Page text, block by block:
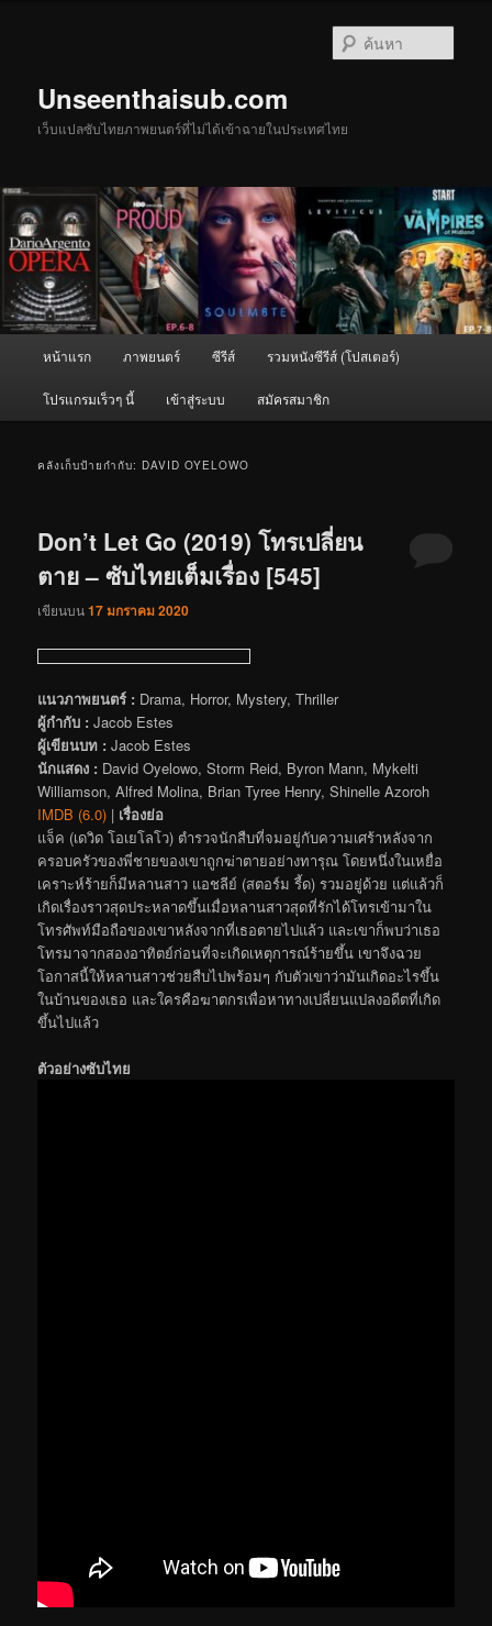
Unseenthaisub.com
เว็บแปลซับไทยภาพยนตร์ที่ไม่ได้เข้าฉายในประเทศไทย
หน้าแรก ภาพยนตร์ ซีรีส์ รวมหนังซีรีส์ (โปสเตอร์)
โปรแกรมเร็วๆ นี้ เข้าสู่ระบบ สมัครสมาชิก
คลังเก็บป้ายกำกับ: DAVID OYELOWO
Don’t Let Go (2019) โทรเปลี่ยน
ตาย – ซับไทยเต็มเรื่อง [545]
เขียนบน17 มกราคม 2020
แนวภาพยนตร์ : Drama, Horror, Mystery, Thriller
ผู้กำกับ : Jacob Estes
ผู้เขียนบท : Jacob Estes
นักแสดง : David Oyelowo, Storm Reid, Byron Mann, Mykelti
Williamson, Alfred Molina, Brian Tyree Henry, Shinelle Azoroh
IMDB (6.0) | เรื่องย่อ
แจ็ค (เดวิด โอเยโลโว) ตำรวจนักสืบที่จมอยู่กับความเศร้าหลังจาก
ครอบครัวของพี่ชายของเขาถูกฆ่าตายอย่างทารุณ โดยหนึ่งในเหยื่อ
เคราะห์ร้ายก็มีหลานสาว แอชลีย์ (สตอร์ม รี้ด) รวมอยู่ด้วย แต่แล้วก็
เกิดเรื่องราวสุดประหลาดขึ้นเมื่อหลานสาวสุดที่รักได้โทรเข้ามาใน
โทรศัพท์มือถือของเขาหลังจากที่เธอตายไปแล้ว และเขาก็พบว่าเธอ
โทรมาจากสองอาทิตย์ก่อนที่จะเกิดเหตุการณ์ร้ายขึ้น เขาจึงฉวย
โอกาสนี้ให้หลานสาวช่วยสืบไปพร้อมๆ กับตัวเขาว่ามันเกิดอะไรขึ้น
ในบ้านของเธอ และใครคือฆาตกรเพื่อหาทางเปลี่ยนแปลงอดีตที่เกิด
ขึ้นไปแล้ว
ตัวอย่างซับไทย